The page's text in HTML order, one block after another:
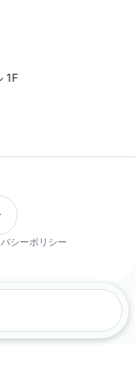
1F
シーポリシー